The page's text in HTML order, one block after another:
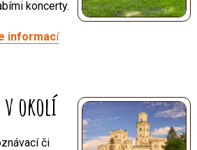
koncerty.
informací
v okolí
či